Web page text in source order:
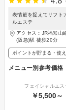
表情筋を捉えてリフト
ルエステ
アクセス：JR福知
(阪急)駅 徒歩20分
ポイントが貯まる・使
メニュー別参考価格
フェイシャルエス
￥5,500～